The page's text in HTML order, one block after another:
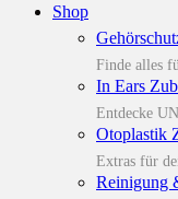
Shop
Finde alles
In Ears
Entdecke
Otoplastik
Extras für
Reinigung